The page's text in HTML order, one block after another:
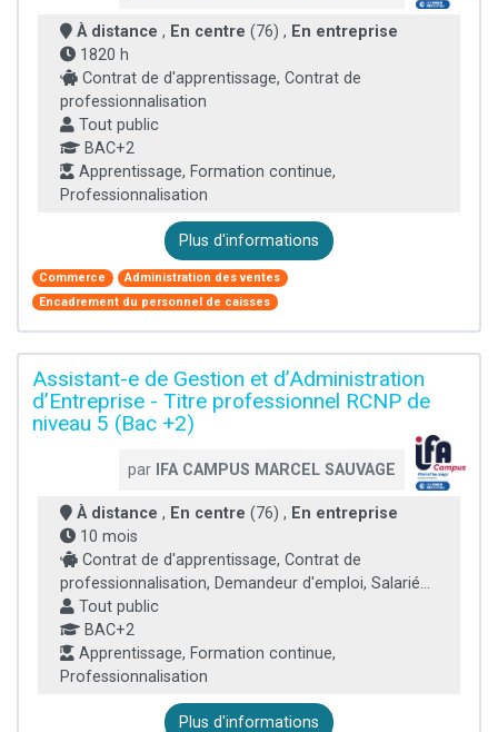
À distance , En centre (76) , En entreprise
1820 h
Contrat de d'apprentissage, Contrat de
professionnalisation
Tout public
BAC+2
Apprentissage, Formation continue,
Professionnalisation
Plus d'informations
Commerce
Administration des ventes
Encadrement du personnel de caisses
Assistant-e de Gestion et d’Administration
d’Entreprise - Titre professionnel RCNP de
niveau 5 (Bac +2)
par IFA CAMPUS MARCEL SAUVAGE
À distance , En centre (76) , En entreprise
10 mois
Contrat de d'apprentissage, Contrat de
professionnalisation, Demandeur d'emploi, Salarié...
Tout public
BAC+2
Apprentissage, Formation continue,
Professionnalisation
Plus d'informations